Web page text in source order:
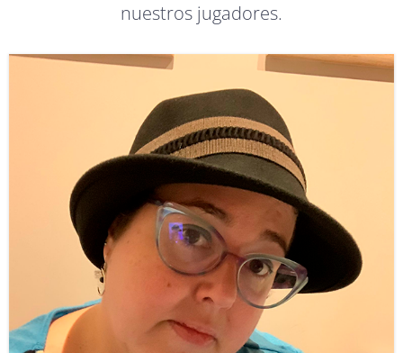
nuestros jugadores.